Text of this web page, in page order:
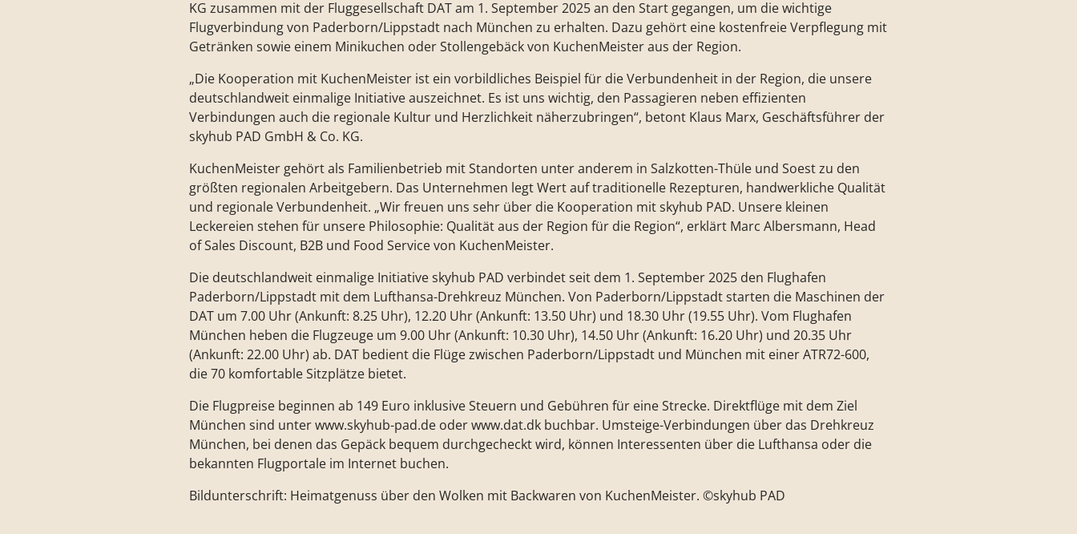
KG zusammen mit der Fluggesellschaft DAT am 1. September 2025 an den Start gegangen, um die wichtige
Flugverbindung von Paderborn/Lippstadt nach München zu erhalten. Dazu gehört eine kostenfreie Verpflegung mit
Getränken sowie einem Minikuchen oder Stollengebäck von KuchenMeister aus der Region.
„Die Kooperation mit KuchenMeister ist ein vorbildliches Beispiel für die Verbundenheit in der Region, die unsere
deutschlandweit einmalige Initiative auszeichnet. Es ist uns wichtig, den Passagieren neben effizienten
Verbindungen auch die regionale Kultur und Herzlichkeit näherzubringen“, betont Klaus Marx, Geschäftsführer der
skyhub PAD GmbH & Co. KG.
KuchenMeister gehört als Familienbetrieb mit Standorten unter anderem in Salzkotten-Thüle und Soest zu den
größten regionalen Arbeitgebern. Das Unternehmen legt Wert auf traditionelle Rezepturen, handwerkliche Qualität
und regionale Verbundenheit. „Wir freuen uns sehr über die Kooperation mit skyhub PAD. Unsere kleinen
Leckereien stehen für unsere Philosophie: Qualität aus der Region für die Region“, erklärt Marc Albersmann, Head
of Sales Discount, B2B und Food Service von KuchenMeister.
Die deutschlandweit einmalige Initiative skyhub PAD verbindet seit dem 1. September 2025 den Flughafen
Paderborn/Lippstadt mit dem Lufthansa-Drehkreuz München. Von Paderborn/Lippstadt starten die Maschinen der
DAT um 7.00 Uhr (Ankunft: 8.25 Uhr), 12.20 Uhr (Ankunft: 13.50 Uhr) und 18.30 Uhr (19.55 Uhr). Vom Flughafen
München heben die Flugzeuge um 9.00 Uhr (Ankunft: 10.30 Uhr), 14.50 Uhr (Ankunft: 16.20 Uhr) und 20.35 Uhr
(Ankunft: 22.00 Uhr) ab. DAT bedient die Flüge zwischen Paderborn/Lippstadt und München mit einer ATR72-600,
die 70 komfortable Sitzplätze bietet.
Die Flugpreise beginnen ab 149 Euro inklusive Steuern und Gebühren für eine Strecke. Direktflüge mit dem Ziel
München sind unter www.skyhub-pad.de oder www.dat.dk buchbar. Umsteige-Verbindungen über das Drehkreuz
München, bei denen das Gepäck bequem durchgecheckt wird, können Interessenten über die Lufthansa oder die
bekannten Flugportale im Internet buchen.
Bildunterschrift: Heimatgenuss über den Wolken mit Backwaren von KuchenMeister. ©skyhub PAD